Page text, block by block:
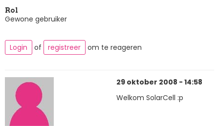
Rol
Gewone gebruiker
Login of registreer om te reageren
29 oktober 2008 - 14:58
Welkom SolarCell :p